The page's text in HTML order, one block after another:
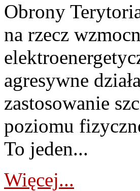
Obrony
na rzecz
agresywne
zastosowanie
poziomu
To jeden...
Więcej...